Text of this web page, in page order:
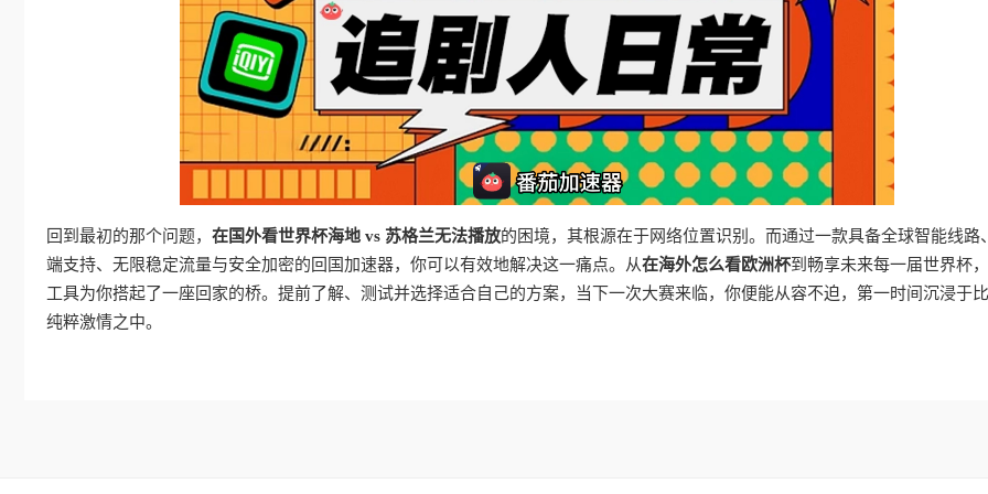
回到最初的那个问题， 在国外看世界杯海地 vs 苏格兰无法播放的困境，其根源在于网络位置识别。而通过一款具备全球智能线路
端支持、无限稳定流量与安全加密的回国加速器，你可以有效地解决这一痛点。从在海外怎么看欧洲杯到畅享未来每一届世界杯
工具为你搭起了一座回家的桥。提前了解、测试并选择适合自己的方案，当下一次大赛来临，你便能从容不迫，第一时间沉浸于
纯粹激情之中。